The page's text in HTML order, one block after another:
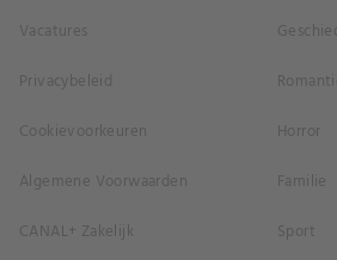
Vacatures
Privacybeleid
Cookievoorkeuren
Algemene Voorwaarden
CANAL+ Zakelijk
Horror
Familie
Sport